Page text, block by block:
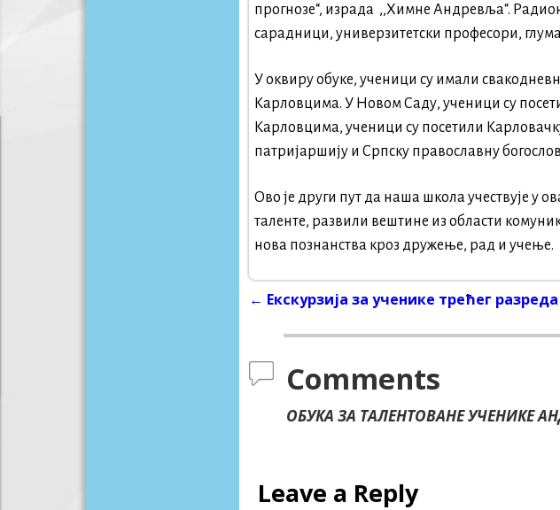
прогнозе“, израдa ,,Химне Андревља“.
сарадници, универзитетски професори,
У оквиру обуке, ученици су имали
Карловцима. У Новом Саду, ученици су
Карловцима, ученици су посетили
патријаршију и Српску православну
Ово је други пут да наша школа учествује у
таленте, развили вештине из области
нова познанства кроз дружење, рад и учење.
← Екскурзија за ученике трећег разреда
Comments
ОБУКА ЗА ТАЛЕНТОВАНЕ УЧЕНИКЕ
Leave a Reply